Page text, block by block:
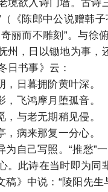
境欲入诗门墙。古诗
《陈郎中公说赠韩
丽而不雕刻”。与徐
州，日以锄地为事，
日书事》云：
，日暮拥阶黄叶深。
，飞鸿摩月堕孤音。
，与老无期稍见侵。
，病来那复一分心。
为自己写照。“推愁”
。此诗在当时即为同
稿》中说：“陵阳先生